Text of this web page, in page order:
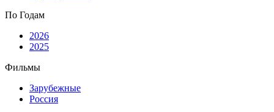
По Годам
2026
2025
Фильмы
Зарубежные
Россия